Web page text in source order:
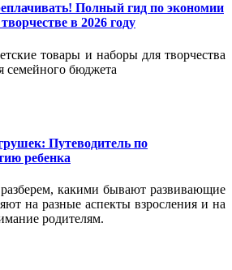
Полный гид по экономии
в 2026 году
товары и наборы для творчества
семейного бюджета
Путеводитель по
ребенка
какими бывают развивающие
на разные аспекты взросления и на
родителям.